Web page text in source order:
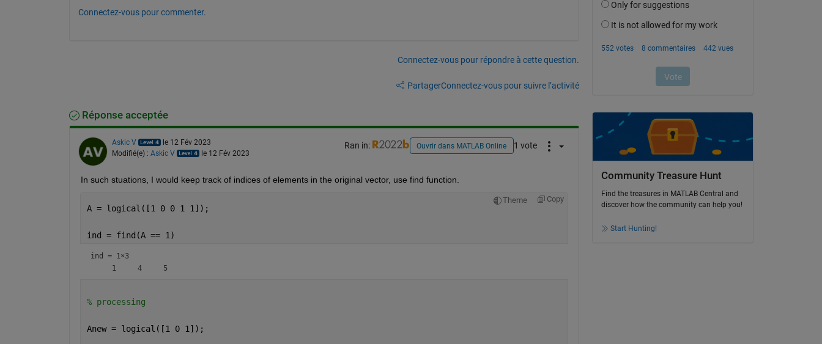
Connectez-vous pour commenter.
Connectez-vous pour répondre à cette question.
PartagerConnectez-vous pour suivre l’activité
Réponse acceptée
Askic V
le 12 Fév 2023
Modifié(e) : Askic V le 12 Fév 2023
Ran in: Ouvrir dans MATLAB Online 1 vote
In such stuations, I would keep track of indices of elements in the original vector, use find function.
Theme Copy
A = logical([1 0 0 1 1]);
ind = find(A == 1)
ind = 1×3
% processing
Anew = logical([1 0 1]);
Community Treasure Hunt
Find the treasures in MATLAB Central and
discover how the community can help you!
Start Hunting!